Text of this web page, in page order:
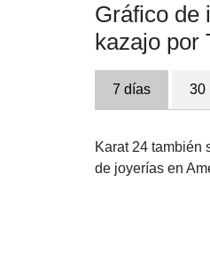
Gráfico de
kazajo por
7 días 30
Karat 24 también
de joyerías en